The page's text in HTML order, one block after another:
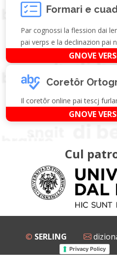
Formari e
Par cognossi la flession dai
pai verps e la declinazion pai
GNOVE
Coretôr
Il coretôr online pai tescj
GNOVE
Cul
© SERLING
Privacy Policy